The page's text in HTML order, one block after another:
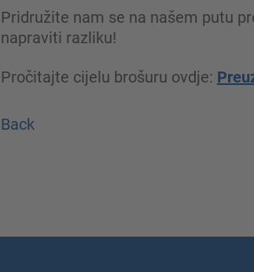
Pridružite nam se na našem putu
napraviti razliku!
Pročitajte cijelu brošuru ovdje:
Back